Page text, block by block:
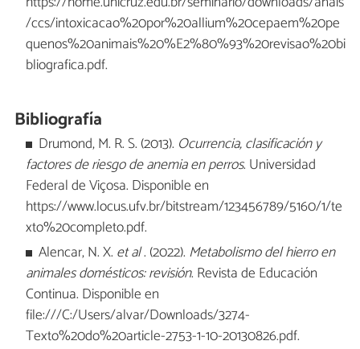
/ccs/intoxicacao%20por%20allium%20cepaem%20pe
quenos%20animais%20%E2%80%93%20revisao%20bi
bliografica.pdf.
Bibliografía
Drumond, M. R. S. (2013). Ocurrencia, clasificación y
factores de riesgo de anemia en perros. Universidad
Federal de Viçosa. Disponible en
https://www.locus.ufv.br/bitstream/123456789/5160/1/te
xto%20completo.pdf.
Alencar, N. X. et al. (2022). Metabolismo del hierro en
animales domésticos: revisión. Revista de Educación
Continua. Disponible en
file:///C:/Users/alvar/Downloads/3274-
Texto%20do%20article-2753-1-10-20130826.pdf.